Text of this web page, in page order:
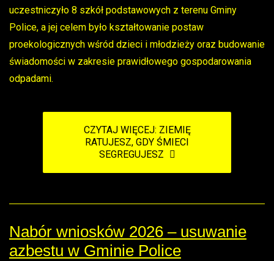
uczestniczyło 8 szkół podstawowych z terenu Gminy
Police, a jej celem było kształtowanie postaw
proekologicznych wśród dzieci i młodzieży oraz budowanie
świadomości w zakresie prawidłowego gospodarowania
odpadami.
CZYTAJ WIĘCEJ: ZIEMIĘ
RATUJESZ, GDY ŚMIECI
SEGREGUJESZ
Nabór wniosków 2026 – usuwanie
azbestu w Gminie Police